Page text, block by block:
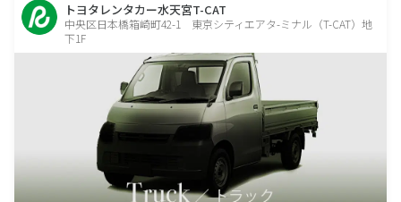
トヨタレンタカー水天宮T-CAT
中央区日本橋箱崎町42-1 東京シティエアタ-ミナル（T-CAT）地
下1F